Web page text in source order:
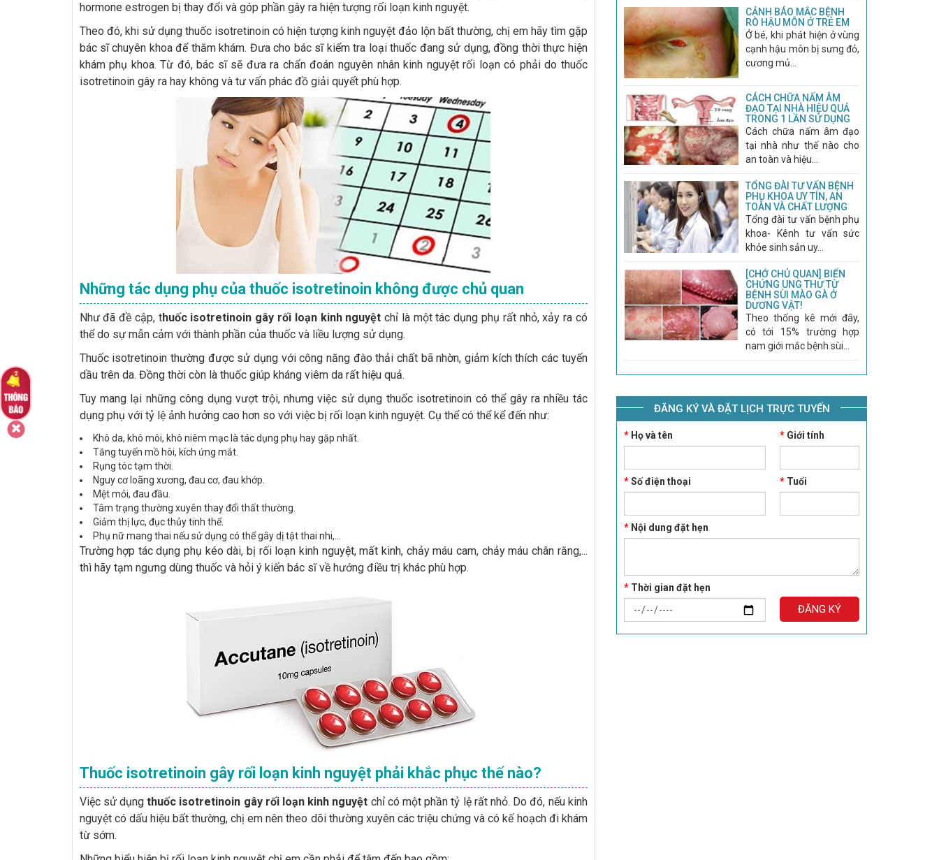
hormone estrogen bị thay đổi và góp phần gây ra hiện tượng rối loạn kinh nguyệt.
Theo đó, khi sử dụng thuốc isotretinoin có hiện tượng kinh nguyệt đảo lộn bất thường, chị em hãy tìm gặp
bác sĩ chuyên khoa để thăm khám. Đưa cho bác sĩ kiểm tra loại thuốc đang sử dụng, đồng thời thực hiện
khám phụ khoa. Từ đó, bác sĩ sẽ đưa ra chẩn đoán nguyên nhân kinh nguyệt rối loạn có phải do thuốc
isotretinoin gây ra hay không và tư vấn phác đồ giải quyết phù hợp.
Những tác dụng phụ của thuốc isotretinoin không được chủ quan
Như đã đề cập, thuốc isotretinoin gây rối loạn kinh nguyệt chỉ là một tác dụng phụ rất nhỏ, xảy ra có
thể do sự mẫn cảm với thành phần của thuốc và liều lượng sử dụng.
Thuốc isotretinoin thường được sử dụng với công năng đào thải chất bã nhờn, giảm kích thích các tuyến
dầu trên da. Đồng thời còn là thuốc giúp kháng viêm da rất hiệu quả.
Tuy mang lại những công dụng vượt trội, nhưng việc sử dụng thuốc isotretinoin có thể gây ra nhiều tác
dụng phụ với tỷ lệ ảnh hưởng cao hơn so với việc bị rối loạn kinh nguyệt. Cụ thể có thể kể đến như:
Khô da, khô môi, khô niêm mạc là tác dụng phụ hay gặp nhất.
Tăng tuyến mồ hôi, kích ứng mắt.
Rụng tóc tạm thời.
Nguy cơ loãng xương, đau cơ, đau khớp.
Mệt mỏi, đau đầu.
Tâm trạng thường xuyên thay đổi thất thường.
Giảm thị lực, đục thủy tinh thể.
Phụ nữ mang thai nếu sử dụng có thể gây dị tật thai nhi,...
Trường hợp tác dụng phụ kéo dài, bị rối loạn kinh nguyệt, mất kinh, chảy máu cam, chảy máu chân răng,...
thì hãy tạm ngưng dùng thuốc và hỏi ý kiến bác sĩ về hướng điều trị khác phù hợp.
Thuốc isotretinoin gây rối loạn kinh nguyệt phải khắc phục thế nào?
Việc sử dụngthuốc isotretinoin gây rối loạn kinh nguyệt chỉ có một phần tỷ lệ rất nhỏ. Do đó, nếu kinh
nguyệt có dấu hiệu bất thường, chị em nên theo dõi thường xuyên các triệu chứng và có kế hoạch đi khám
từ sớm.
CẢNH BÁO MẮC BỆNH
RÒ HẬU MÔN Ở TRẺ EM
Ở bé, khi phát hiện ở vùng
cạnh hậu môn bị sưng đỏ,
cương mủ...
CÁCH CHỮA NẤM ÂM
ĐẠO TẠI NHÀ HIỆU QUẢ
TRONG 1 LẦN SỬ DỤNG
Cách chữa nấm âm đạo
tại nhà như thế nào cho
an toàn và hiệu...
TỔNG ĐÀI TƯ VẤN BỆNH
PHỤ KHOA UY TÍN, AN
TOÀN VÀ CHẤT LƯỢNG
Tổng đài tư vấn bệnh phụ
khoa- Kênh tư vấn sức
khỏe sinh sản uy...
[CHỚ CHỦ QUAN] BIẾN
CHỨNG UNG THƯ TỪ
BỆNH SÙI MÀO GÀ Ở
DƯƠNG VẬT!
Theo thống kê mới đây,
có tới 15% trường hợp
nam giới mắc bệnh sùi...
ĐĂNG KÝ VÀ ĐẶT LỊCH TRỰC TUYẾN
*Họ và tên *Giới tính
*Số điện thoại *Tuổi
*Nội dung đặt hẹn
*Thời gian đặt hẹn
ĐĂNG KÝ